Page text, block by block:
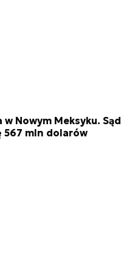
Nowym Meksyku. Sąd
567 mln dolarów